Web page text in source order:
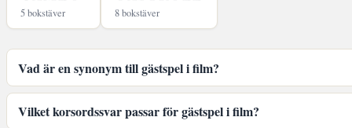
5 bokstäver 8 bokstäver
Vad är en synonym till gästspel i film?
Vilket korsordssvar passar för gästspel i film?